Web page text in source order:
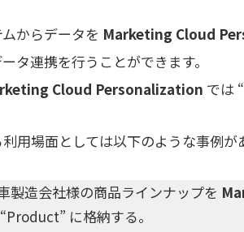
からデータを Marketing Cloud
タ連携を行うことができます。
Cloud Personalization では
用場面としては以下のような事例が
製造会社様の商品ラインナップを
に格納する。